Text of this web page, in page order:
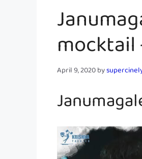
April 9, 2020by